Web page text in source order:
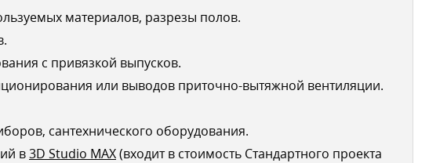
материалов, разрезы полов.
с привязкой выпусков.
или выводов приточно-вытяжной вентиляции.
сантехнического оборудования.
в3D Studio MAX(входит в стоимость Стандартного проекта